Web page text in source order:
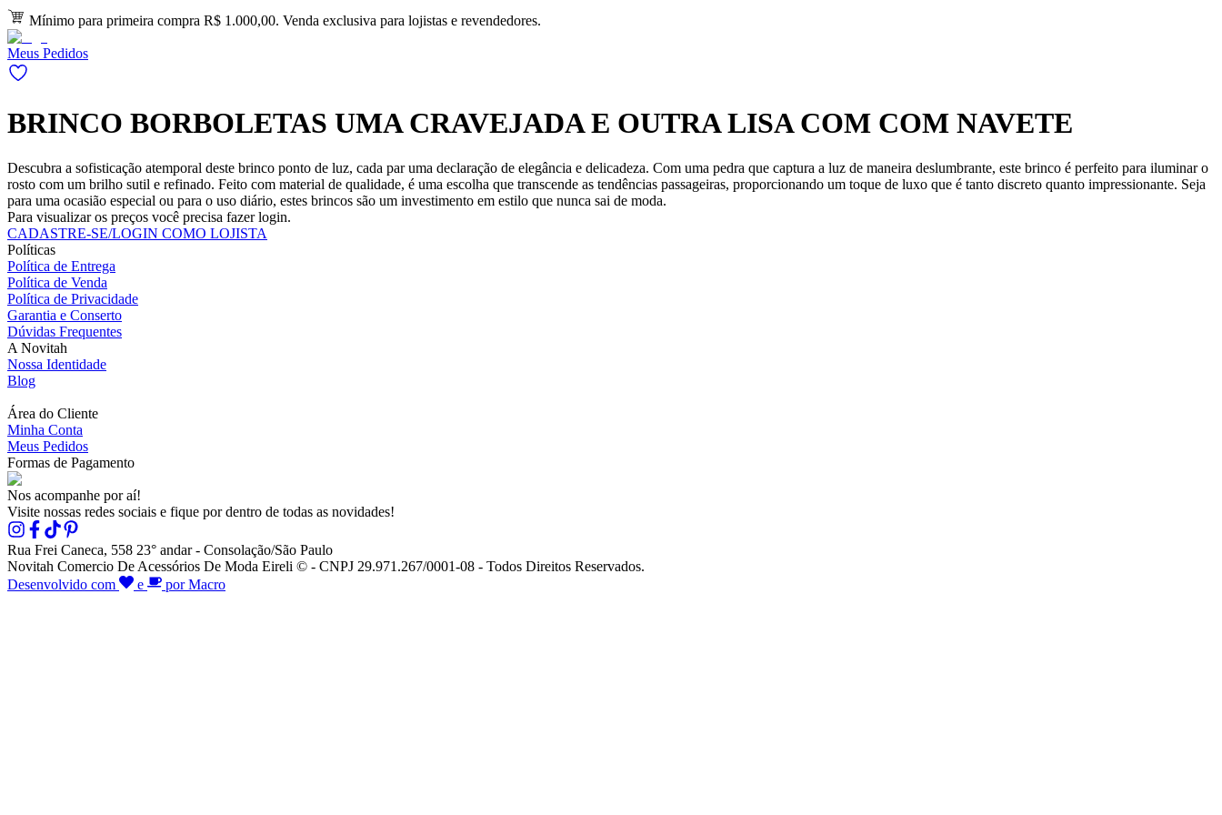
Mínimo para primeira compra R$ 1.000,00. Venda exclusiva para lojistas e revendedores.
Meus Pedidos
BRINCO BORBOLETAS UMA CRAVEJADA E OUTRA LISA COM COM NAVETE
Descubra a sofisticação atemporal deste brinco ponto de luz, cada par uma declaração de elegância e delicadeza. Com uma pedra que captura a luz de maneira deslumbrante, este brinco é perfeito para iluminar o
rosto com um brilho sutil e refinado. Feito com material de qualidade, é uma escolha que transcende as tendências passageiras, proporcionando um toque de luxo que é tanto discreto quanto impressionante. Seja
para uma ocasião especial ou para o uso diário, estes brincos são um investimento em estilo que nunca sai de moda.
Para visualizar os preços você precisa fazer login.
CADASTRE-SE/LOGIN COMO LOJISTA
Políticas
Política de Entrega
Política de Venda
Política de Privacidade
Garantia e Conserto
Dúvidas Frequentes
A Novitah
Nossa Identidade
Blog
Área do Cliente
Minha Conta
Meus Pedidos
Formas de Pagamento
Nos acompanhe por aí!
Visite nossas redes sociais e fique por dentro de todas as novidades!
Rua Frei Caneca, 558 23° andar - Consolação/São Paulo
Novitah Comercio De Acessórios De Moda Eireli © - CNPJ 29.971.267/0001-08 - Todos Direitos Reservados.
Desenvolvido com
e por Macro